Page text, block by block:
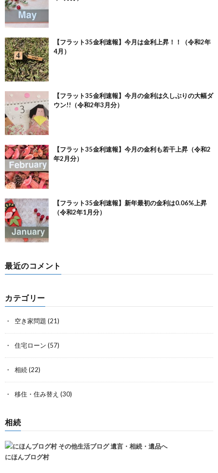
【フラット35金利速報】今月は金利上昇！！（令和2年
4月）
【フラット35金利速報】今月の金利は久しぶりの大幅ダ
ウン!!（令和2年3月分）
【フラット35金利速報】今月の金利も若干上昇（令和2
年2月分）
【フラット35金利速報】新年最初の金利は0.06%上昇
（令和2年1月分）
最近のコメント
カテゴリー
空き家問題 (21)
住宅ローン (57)
相続(22)
移住・住み替え (30)
相続
にほんブログ村